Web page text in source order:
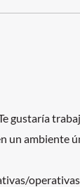
gustaría
ambiente